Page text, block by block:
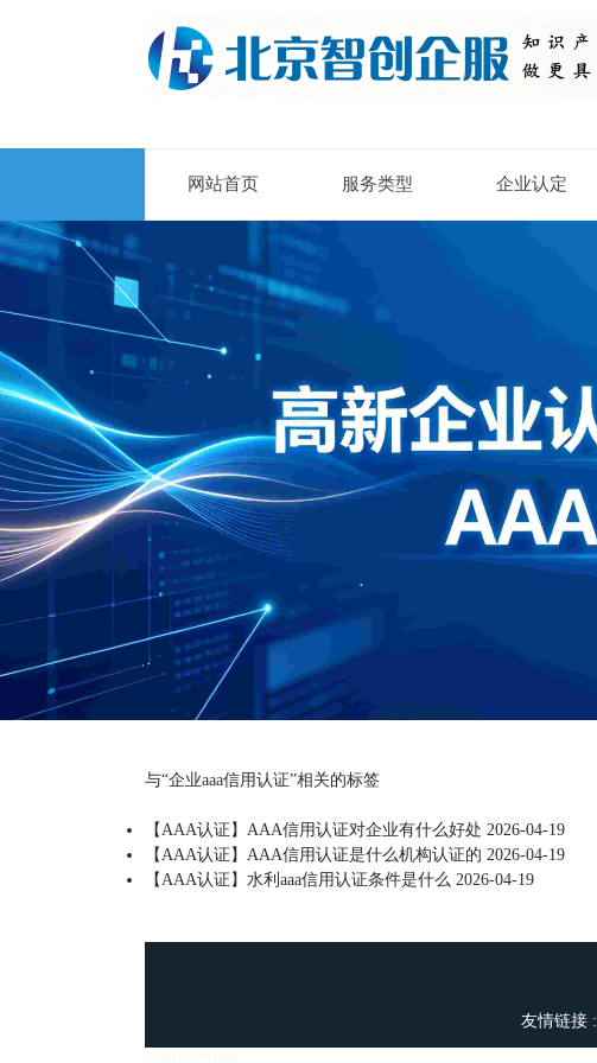
网站首页 服务类型 企业认定
与“企业aaa信用认证”相关的标签
【AAA认证】AAA信用认证对企业有什么好处 2026-04-19
【AAA认证】AAA信用认证是什么机构认证的 2026-04-19
【AAA认证】水利aaa信用认证条件是什么 2026-04-19
友情链接 :